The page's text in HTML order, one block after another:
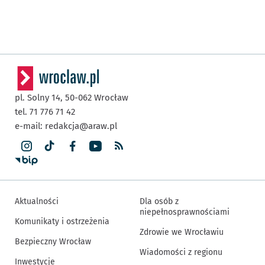
pl. Solny 14, 50-062 Wrocław
tel. 71 776 71 42
e-mail: redakcja@araw.pl
Aktualności
Komunikaty i ostrzeżenia
Bezpieczny Wrocław
Inwestycje
Dla osób z
niepełnosprawnościami
Zdrowie we Wrocławiu
Wiadomości z regionu